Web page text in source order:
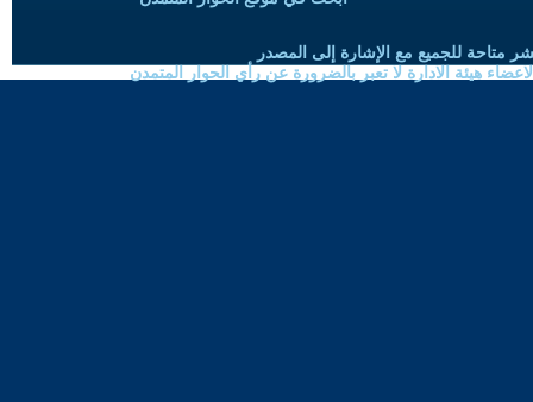
متاحة للجميع مع الإشارة إلى المصدر
هيئة الادارة لا تعبر بالضرورة عن رأي الحوار المتمدن